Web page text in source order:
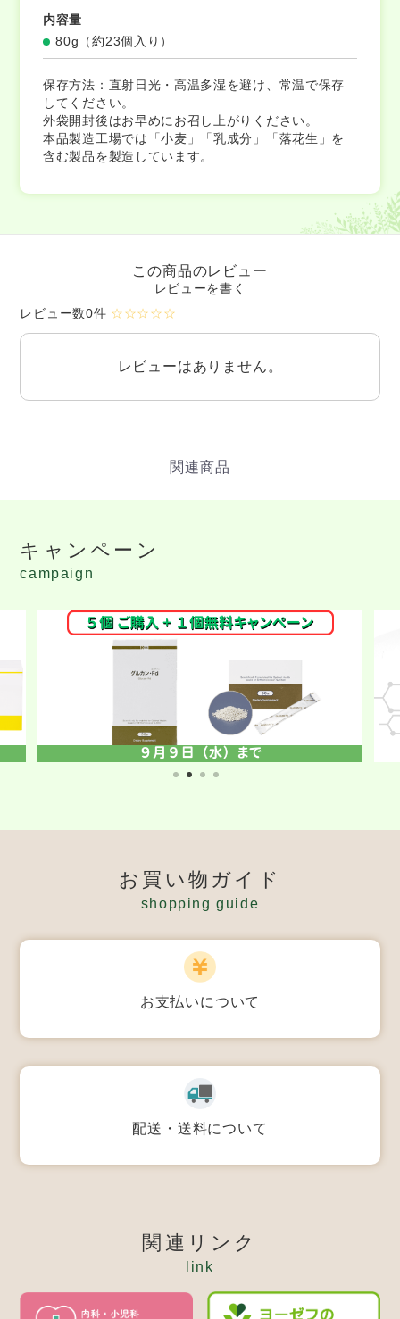
内容量
80g（約23個入り）
保存方法：直射日光・高温多湿を避け、常温で保存
してください。
外袋開封後はお早めにお召し上がりください。
本品製造工場では「小麦」「乳成分」「落花生」を
含む製品を製造しています。
この商品のレビュー
レビューを書く
レビュー数0件 ☆☆☆☆☆
レビューはありません。
キャンペーン
campaign
お買い物ガイド
shopping guide
お支払いについて
配送・送料について
関連リンク
link